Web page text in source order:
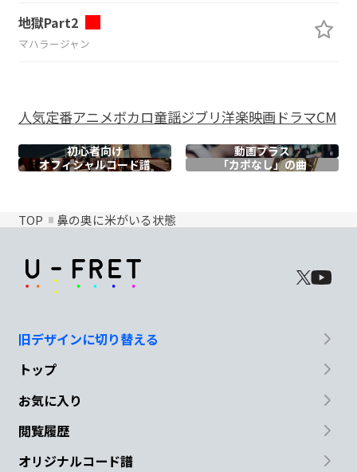
地獄Part2
マハラージャン
人気定番アニメボカロ童謡ジブリ洋楽映画ドラマCM
初心者向け
動画プラス
オフィシャルコード譜 「カポなし」の曲
TOP 鼻の奥に米がいる状態
旧デザインに切り替える
トップ
お気に入り
閲覧履歴
オリジナルコード譜